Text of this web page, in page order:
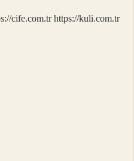
cife.com.tr https://kuli.com.tr